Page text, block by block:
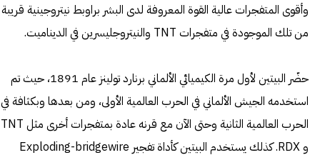
وأقوى المتفجرات عالية القوة المعروفة لدى البشر براوبط نيتروجينية قريبة
من تلك الموجودة في متفجرات TNT والنيتروجليسرين في الديناميت.
حضّر البيتين لأول مرة الكيميائي الألماني برنارد تولينز عام 1891، حيث تم
استخدمه الجيش الألماني في الحرب العالمية الأولى، ومن بعدها وبكثافة في
الحرب العالمية الثانية وحتى الآن مع قرنه عادة بمتفجرات أخرى مثل TNT
و RDX. كذلك يستخدم البيتين كأداة تفجير Exploding-bridgewire